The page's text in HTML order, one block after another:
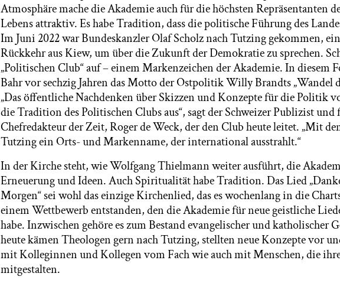
Atmosphäre mache die Akademie auch für die höchsten Repräsentanten
Lebens attraktiv. Es habe Tradition, dass die politische Führung des
Im Juni 2022 war Bundeskanzler Olaf Scholz nach Tutzing gekommen,
Rückkehr aus Kiew, um über die Zukunft der Demokratie zu sprechen.
„Politischen Club“ auf – einem Markenzeichen der Akademie. In diesem
Bahr vor sechzig Jahren das Motto der Ostpolitik Willy Brandts „Wandel
„Das öffentliche Nachdenken über Skizzen und Konzepte für die Politik
die Tradition des Politischen Clubs aus“, sagt der Schweizer Publizist und
Chefredakteur der Zeit, Roger de Weck, der den Club heute leitet. „Mit
Tutzing ein Orts- und Markenname, der international ausstrahlt.“
In der Kirche steht, wie Wolfgang Thielmann weiter ausführt, die
Erneuerung und Ideen. Auch Spiritualität habe Tradition. Das Lied
Morgen“ sei wohl das einzige Kirchenlied, das es wochenlang in die
einem Wettbewerb entstanden, den die Akademie für neue geistliche
habe. Inzwischen gehöre es zum Bestand evangelischer und katholischer
heute kämen Theologen gern nach Tutzing, stellten neue Konzepte vor
mit Kolleginnen und Kollegen vom Fach wie auch mit Menschen, die
mitgestalten.